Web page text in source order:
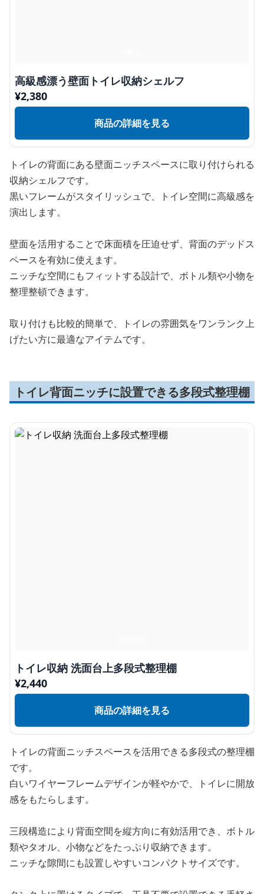
高級感漂う壁面トイレ収納シェルフ
¥2,380
商品の詳細を見る
トイレの背面にある壁面ニッチスペースに取り付けられる
収納シェルフです。
黒いフレームがスタイリッシュで、トイレ空間に高級感を
演出します。
壁面を活用することで床面積を圧迫せず、背面のデッドス
ペースを有効に使えます。
ニッチな空間にもフィットする設計で、ボトル類や小物を
整理整頓できます。
取り付けも比較的簡単で、トイレの雰囲気をワンランク上
げたい方に最適なアイテムです。
トイレ背面ニッチに設置できる多段式整理棚
トイレ収納 洗面台上多段式整理棚
¥2,440
商品の詳細を見る
トイレの背面ニッチスペースを活用できる多段式の整理棚
です。
白いワイヤーフレームデザインが軽やかで、トイレに開放
感をもたらします。
三段構造により背面空間を縦方向に有効活用でき、ボトル
類やタオル、小物などをたっぷり収納できます。
ニッチな隙間にも設置しやすいコンパクトサイズです。